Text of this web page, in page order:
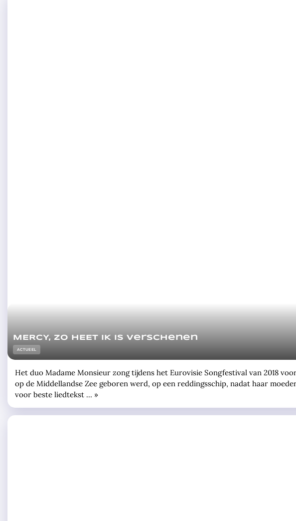
MERCY, ZO HEET IK is verschenen
ACTUEEL
Het duo Madame Monsieur zong tijdens het Eurovisie Songfestival van 2018
op de Middellandse Zee geboren werd, op een reddingsschip, nadat haar
voor beste liedtekst … »